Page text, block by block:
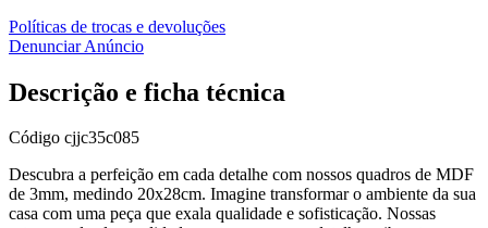
Políticas de trocas e devoluções
Denunciar Anúncio
Descrição e ficha técnica
Código cjjc35c085
Descubra a perfeição em cada detalhe com nossos quadros de MDF
de 3mm, medindo 20x28cm. Imagine transformar o ambiente da sua
casa com uma peça que exala qualidade e sofisticação. Nossas